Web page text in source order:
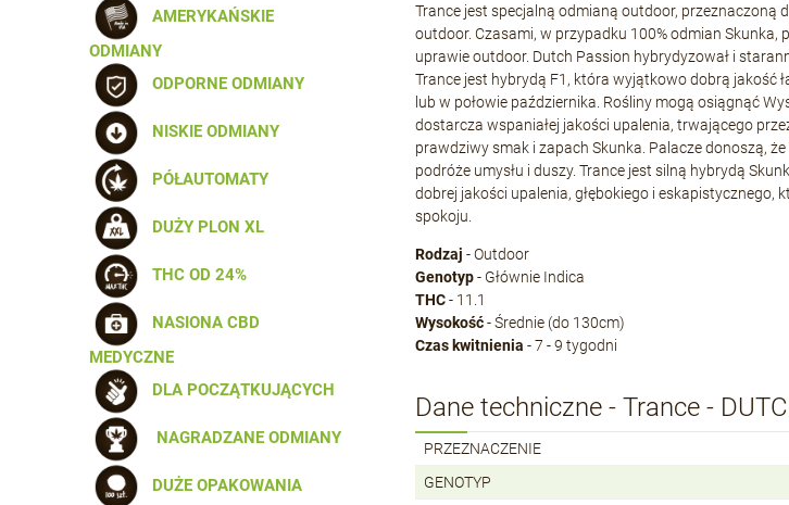
AMERYKAŃSKIE
ODMIANY
ODPORNE ODMIANY
NISKIE ODMIANY
PÓŁAUTOMATY
DUŻY PLON XL
THC OD 24%
NASIONA CBD
MEDYCZNE
DLA POCZĄTKUJĄCYCH
NAGRADZANE ODMIANY
DUŻE OPAKOWANIA
Trance jest specjalną odmianą outdoor, przeznaczoną
outdoor. Czasami, w przypadku 100% odmian
uprawie outdoor. Dutch Passion hybrydyzował i
Trance jest hybrydą F1, która wyjątkowo dobrą jakość
lub w połowie października. Rośliny mogą osiągnąć
dostarcza wspaniałej jakości upalenia, trwającego
prawdziwy smak i zapach Skunka. Palacze donoszą,
podróże umysłu i duszy. Trance jest silną hybrydą
dobrej jakości upalenia, głębokiego i
spokoju.
Rodzaj - Outdoor
Genotyp- Głównie Indica
THC- 11.1
Wysokość- Średnie (do 130cm)
Czas kwitnienia - 7 - 9 tygodni
Dane techniczne - Trance -
PRZEZNACZENIE
GENOTYP